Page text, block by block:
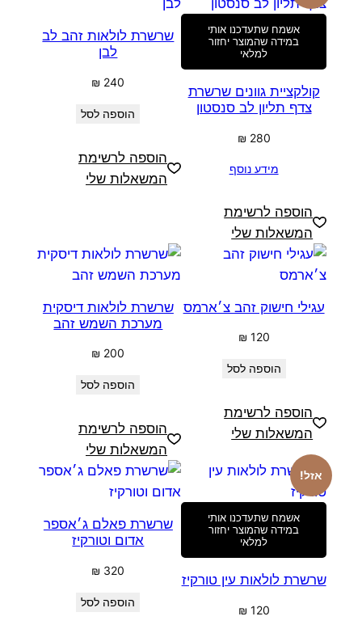
אשמח שתעדכנו אותי
במידה שהמוצר יחזור
למלאי
קולקציית גוונים שרשרת
צדף תליון לב סנסטון
₪ 280
מידע נוסף
הוספה לרשימת
המשאלות שלי
שרשרת לולאות זהב לב
לבן
₪ 240
הוספה לסל
הוספה לרשימת
המשאלות שלי
עגילי חישוק זהב צ׳ארמס
₪ 120
הוספה לסל
הוספה לרשימת
המשאלות שלי
שרשרת לולאות דיסקית
מערכת השמש זהב
₪ 200
הוספה לסל
הוספה לרשימת
המשאלות שלי
אזל!
אשמח שתעדכנו אותי
במידה שהמוצר יחזור
למלאי
שרשרת לולאות עין טורקיז
₪ 120
שרשרת פאלם ג׳אספר
אדום וטורקיז
₪ 320
הוספה לסל